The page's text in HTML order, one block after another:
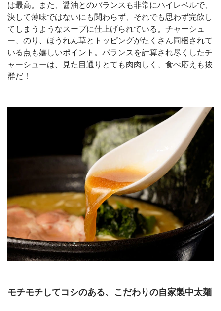
は最高。また、醤油とのバランスも非常にハイレベルで、
決して薄味ではないにも関わらず、それでも思わず完飲し
てしまうようなスープに仕上げられている。チャーシュ
ー、のり、ほうれん草とトッピングがたくさん同梱されて
いる点も嬉しいポイント。バランスを計算され尽くしたチ
ャーシューは、見た目通りとても肉肉しく、食べ応えも抜
群だ！
モチモチしてコシのある、こだわりの自家製中太麺